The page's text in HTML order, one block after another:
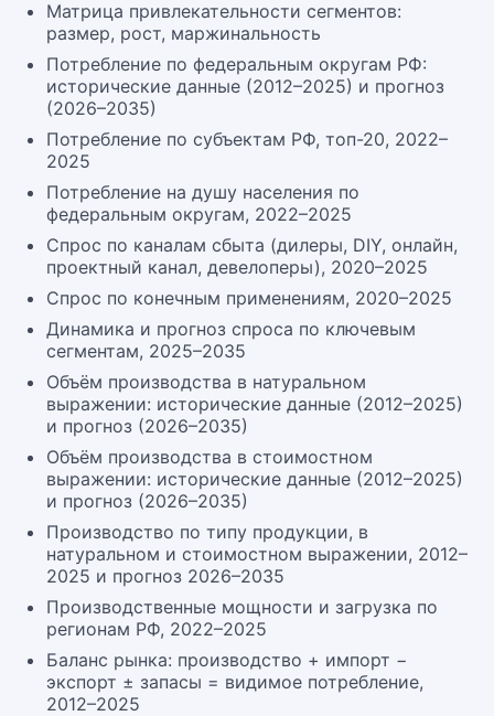
Матрица привлекательности сегментов:
размер, рост, маржинальность
Потребление по федеральным округам РФ:
исторические данные (2012–2025) и прогноз
(2026–2035)
Потребление по субъектам РФ, топ-20, 2022–
2025
Потребление на душу населения по
федеральным округам, 2022–2025
Спрос по каналам сбыта (дилеры, DIY, онлайн,
проектный канал, девелоперы), 2020–2025
Спрос по конечным применениям, 2020–2025
Динамика и прогноз спроса по ключевым
сегментам, 2025–2035
Объём производства в натуральном
выражении: исторические данные (2012–2025)
и прогноз (2026–2035)
Объём производства в стоимостном
выражении: исторические данные (2012–2025)
и прогноз (2026–2035)
Производство по типу продукции, в
натуральном и стоимостном выражении, 2012–
2025 и прогноз 2026–2035
Производственные мощности и загрузка по
регионам РФ, 2022–2025
Баланс рынка: производство + импорт −
экспорт ± запасы = видимое потребление,
2012–2025